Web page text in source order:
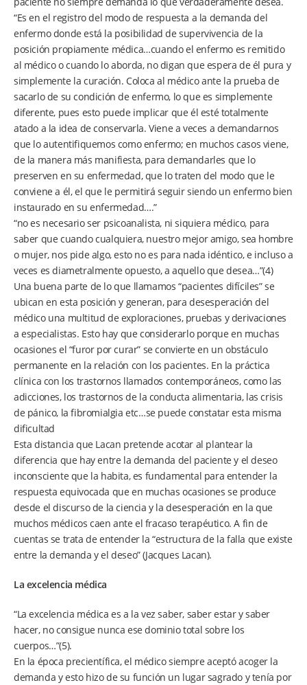
“Es en el registro del modo de respuesta a la demanda del
enfermo donde está la posibilidad de supervivencia de la
posición propiamente médica…cuando el enfermo es remitido
al médico o cuando lo aborda, no digan que espera de él pura y
simplemente la curación. Coloca al médico ante la prueba de
sacarlo de su condición de enfermo, lo que es simplemente
diferente, pues esto puede implicar que él esté totalmente
atado a la idea de conservarla. Viene a veces a demandarnos
que lo autentifiquemos como enfermo; en muchos casos viene,
de la manera más manifiesta, para demandarles que lo
preserven en su enfermedad, que lo traten del modo que le
conviene a él, el que le permitirá seguir siendo un enfermo bien
instaurado en su enfermedad….”
“no es necesario ser psicoanalista, ni siquiera médico, para
saber que cuando cualquiera, nuestro mejor amigo, sea hombre
o mujer, nos pide algo, esto no es para nada idéntico, e incluso a
veces es diametralmente opuesto, a aquello que desea…”(4)
Una buena parte de lo que llamamos “pacientes difíciles” se
ubican en esta posición y generan, para desesperación del
médico una multitud de exploraciones, pruebas y derivaciones
a especialistas. Esto hay que considerarlo porque en muchas
ocasiones el “furor por curar” se convierte en un obstáculo
permanente en la relación con los pacientes. En la práctica
clínica con los trastornos llamados contemporáneos, como las
adicciones, los trastornos de la conducta alimentaria, las crisis
de pánico, la fibromialgia etc…se puede constatar esta misma
dificultad
Esta distancia que Lacan pretende acotar al plantear la
diferencia que hay entre la demanda del paciente y el deseo
inconsciente que la habita, es fundamental para entender la
respuesta equivocada que en muchas ocasiones se produce
desde el discurso de la ciencia y la desesperación en la que
muchos médicos caen ante el fracaso terapéutico. A fin de
cuentas se trata de entender la “estructura de la falla que existe
entre la demanda y el deseo” (Jacques Lacan).
La excelencia médica
“La excelencia médica es a la vez saber, saber estar y saber
hacer, no consigue nunca ese dominio total sobre los
cuerpos…”(5).
En la época precientífica, el médico siempre aceptó acoger la
demanda y esto hizo de su función un lugar sagrado y tenía por